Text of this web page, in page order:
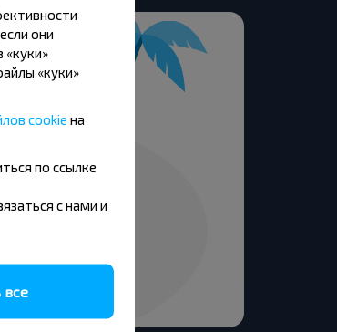
они
«куки»
cookie на
по ссылке
с нами и
все